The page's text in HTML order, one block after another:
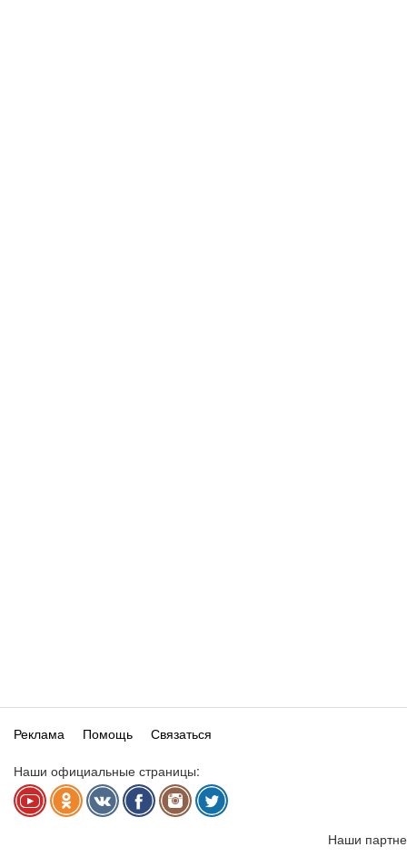
Реклама Помощь Связаться
Наши официальные страницы:
Наши